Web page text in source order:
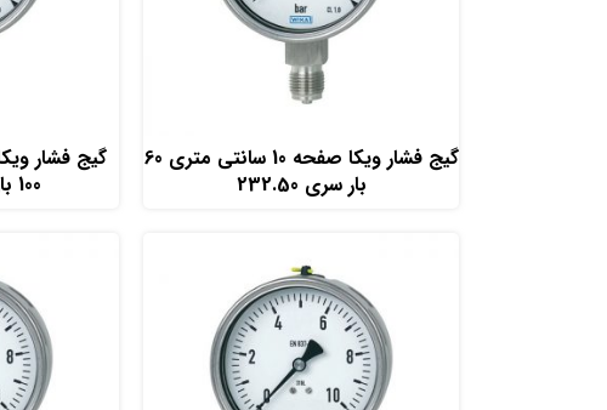
گیج فشار ویکا صفحه 10 سانتی متری 60
بار سری 232.50
100 بار سری 232.50